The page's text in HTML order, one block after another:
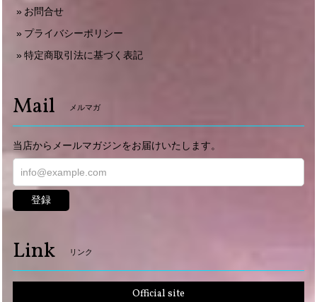
お問合せ
プライバシーポリシー
特定商取引法に基づく表記
Mail メルマガ
当店からメールマガジンをお届けいたします。
登録
Link リンク
Official site